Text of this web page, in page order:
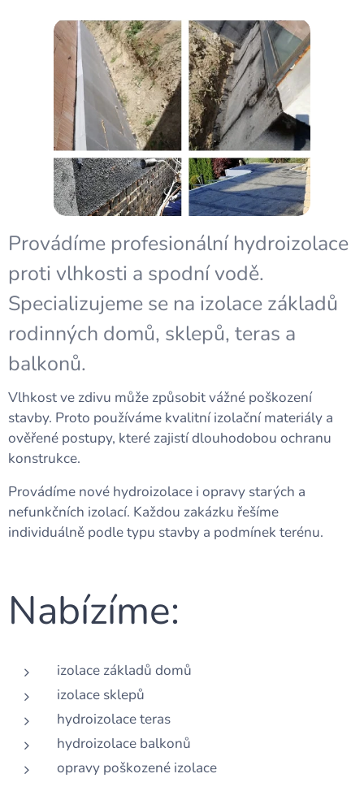
Provádíme profesionální hydroizolace
proti vlhkosti a spodní vodě.
Specializujeme se na izolace základů
rodinných domů, sklepů, teras a
balkonů.
Vlhkost ve zdivu může způsobit vážné poškození
stavby. Proto používáme kvalitní izolační materiály a
ověřené postupy, které zajistí dlouhodobou ochranu
konstrukce.
Provádíme nové hydroizolace i opravy starých a
nefunkčních izolací. Každou zakázku řešíme
individuálně podle typu stavby a podmínek terénu.
Nabízíme:
izolace základů domů
izolace sklepů
hydroizolace teras
hydroizolace balkonů
opravy poškozené izolace